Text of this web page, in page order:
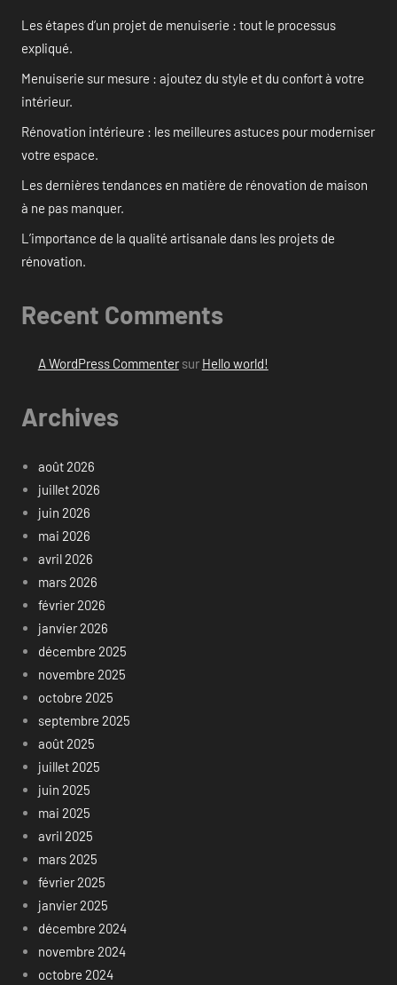
Les étapes d’un projet de menuiserie : tout le processus
expliqué.
Menuiserie sur mesure : ajoutez du style et du confort à votre
intérieur.
Rénovation intérieure : les meilleures astuces pour moderniser
votre espace.
Les dernières tendances en matière de rénovation de maison
à ne pas manquer.
L’importance de la qualité artisanale dans les projets de
rénovation.
Recent Comments
A WordPress Commentersur Hello world!
Archives
août 2026
juillet 2026
juin 2026
mai 2026
avril 2026
mars 2026
février 2026
janvier 2026
décembre 2025
novembre 2025
octobre 2025
septembre 2025
août 2025
juillet 2025
juin 2025
mai 2025
avril 2025
mars 2025
février 2025
janvier 2025
décembre 2024
novembre 2024
octobre 2024